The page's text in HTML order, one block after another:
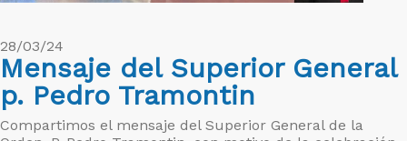
28/03/24
Mensaje del Superior General
p. Pedro Tramontin
Compartimos el mensaje del Superior General de la